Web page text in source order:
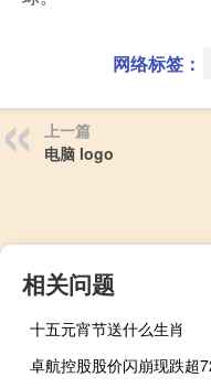
网络标签：
上一篇
电脑 logo
相关问题
十五元宵节送什么生肖